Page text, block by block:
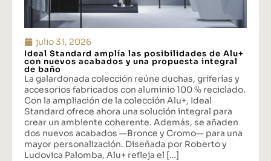
julio 31, 2026
Ideal Standard amplía las posibilidades de Alu+
con nuevos acabados y una propuesta integral
de baño
La galardonada colección reúne duchas, griferías y
accesorios fabricados con aluminio 100 % reciclado.
Con la ampliación de la colección Alu+, Ideal
Standard ofrece ahora una solución integral para
crear un ambiente coherente. Además, se añaden
dos nuevos acabados —Bronce y Cromo— para una
mayor personalización. Diseñada por Roberto y
Ludovica Palomba, Alu+ refleja el […]